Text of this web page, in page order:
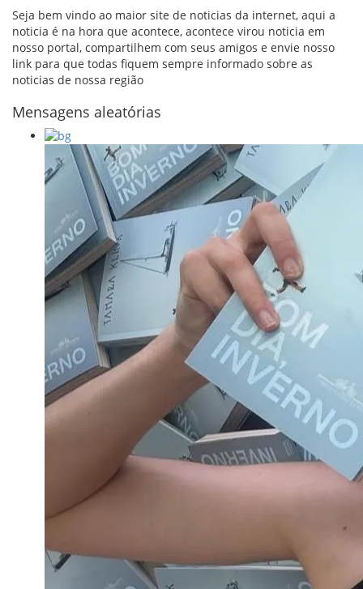
Seja bem vindo ao maior site de noticias da internet, aqui a
noticia é na hora que acontece, acontece virou noticia em
nosso portal, compartilhem com seus amigos e envie nosso
link para que todas fiquem sempre informado sobre as
noticias de nossa região
Mensagens aleatórias